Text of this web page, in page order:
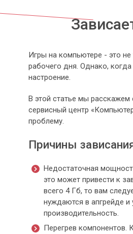
Игры на компьютере - это не
рабочего дня. Однако,
настроение.
В этой статье мы расскажем
сервисный центр
проблему.
Причины
Недостаточная
это может привести к
всего 4 Гб, то вам
нуждаются в апгрейде
производительность.
Перегрев компонентов.